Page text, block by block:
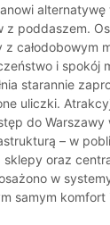
alternatywę
poddaszem.
całodobowym
i spokój
starannie
uliczki.
do Warszawy
– w
sklepy oraz
w
samym komfort